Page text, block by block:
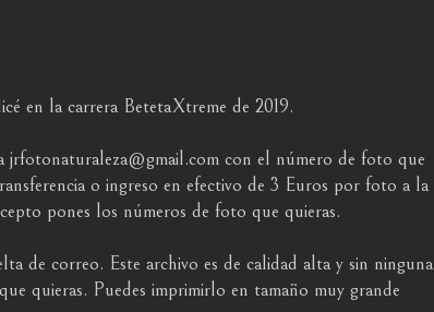
en la carrera BetetaXtreme de 2019.
jrfotonaturaleza@gmail.com con el número de foto que
o ingreso en efectivo de 3 Euros por foto a la
pones los números de foto que quieras.
de correo. Este archivo es de calidad alta y sin ninguna
quieras. Puedes imprimirlo en tamaño muy grande